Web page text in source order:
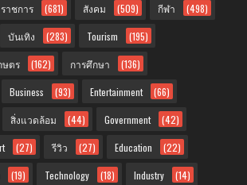
ราชการ (681) สังคม (509) กีฬา (498)
บันเทิง (283) Tourism (195)
ษตร (162) การศึกษา (136)
Business (93) Entertainment (66)
สิ่งแวดล้อม (44) Government (42)
(27) รีวิว (27) Education (22)
(19) Technology (18) Industry (14)